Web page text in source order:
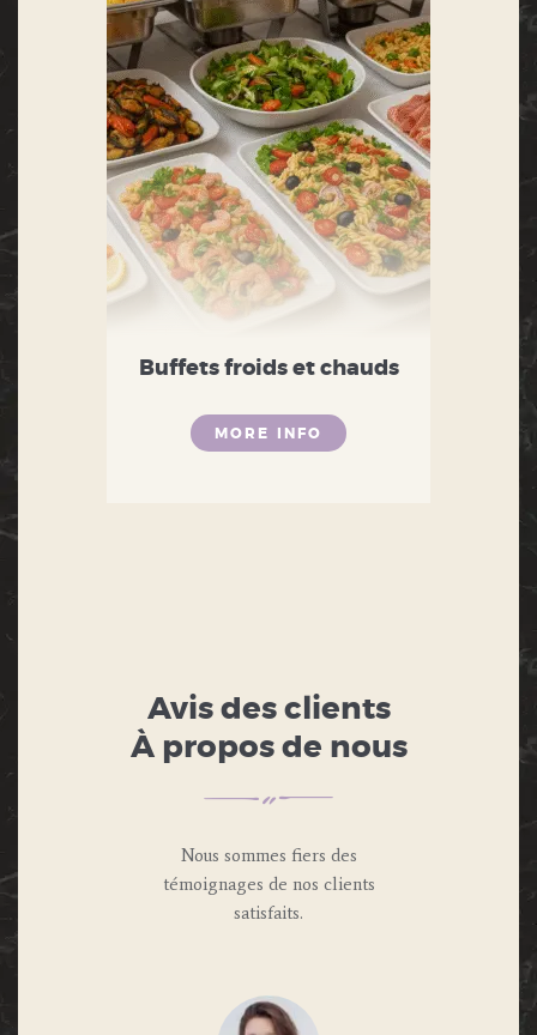
Buffets froids et chauds
MORE INFO
Avis des clients
À propos de nous
Nous sommes fiers des
témoignages de nos clients
satisfaits.